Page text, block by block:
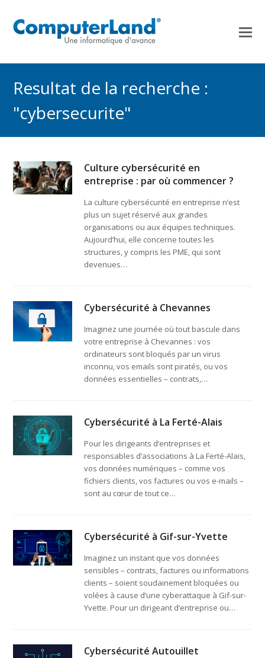
Resultat de la recherche :
"cybersecurite"
Culture cybersécurité en
entreprise : par où commencer ?
La culture cybersécurité en entreprise n’est
plus un sujet réservé aux grandes
organisations ou aux équipes techniques.
Aujourd’hui, elle concerne toutes les
structures, y compris les PME, qui sont
devenues…
Cybersécurité à Chevannes
Imaginez une journée où tout bascule dans
votre entreprise à Chevannes : vos
ordinateurs sont bloqués par un virus
inconnu, vos emails sont piratés, ou vos
données essentielles – contrats,…
Cybersécurité à La Ferté-Alais
Pour les dirigeants d’entreprises et
responsables d’associations à La Ferté-Alais,
vos données numériques – comme vos
fichiers clients, vos factures ou vos e-mails –
sont au cœur de tout ce…
Cybersécurité à Gif-sur-Yvette
Imaginez un instant que vos données
sensibles – contrats, factures ou informations
clients – soient soudainement bloquées ou
volées à cause d’une cyberattaque à Gif-sur-
Yvette. Pour un dirigeant d’entreprise ou…
Cybersécurité Autouillet